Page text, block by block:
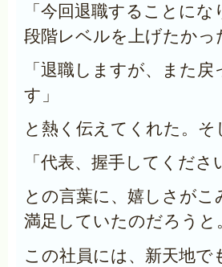
「今回退職することに
段階レベルを上げたかっ
「退職しますが、また
す」
と熱く伝えてくれた。そ
「代表、握手してくださ
との言葉に、嬉しさが
満足していたのだろうと
この社員には、新天地